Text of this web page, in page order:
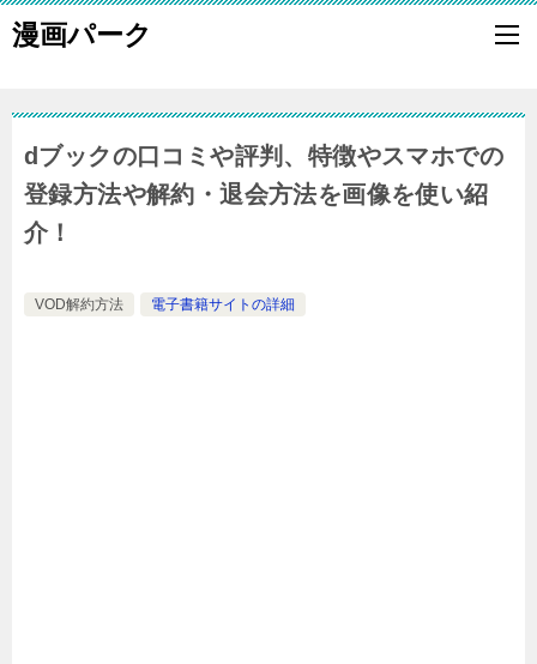
漫画パーク
dブックの口コミや評判、特徴やスマホでの
登録方法や解約・退会方法を画像を使い紹
介！
VOD解約方法 電子書籍サイトの詳細